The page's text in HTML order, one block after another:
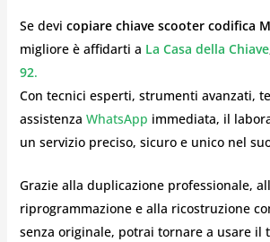
Se devi copiare chiave scooter codifica
migliore è affidarti a La Casa della Chiave
92.
Con tecnici esperti, strumenti avanzati,
assistenza WhatsApp immediata, il
un servizio preciso, sicuro e unico nel
Grazie alla duplicazione professionale,
riprogrammazione e alla ricostruzione
senza originale, potrai tornare a usare il